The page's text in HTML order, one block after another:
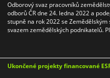
Odborový svaz pracovníků
odborů ČR dne 24. ledna 2022 a
stupně na rok 2022 se Zemědělským
svazem zemědělských podnikatelů.
Ukončené projekty financované